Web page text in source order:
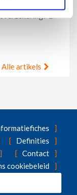
Een
Alle artikels
Definities
Contact
cookiebeleid